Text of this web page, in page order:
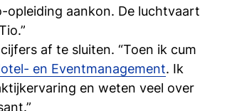
aankon. De luchtvaart
af te sluiten. “Toen ik cum
en Eventmanagement. Ik
en weten veel over